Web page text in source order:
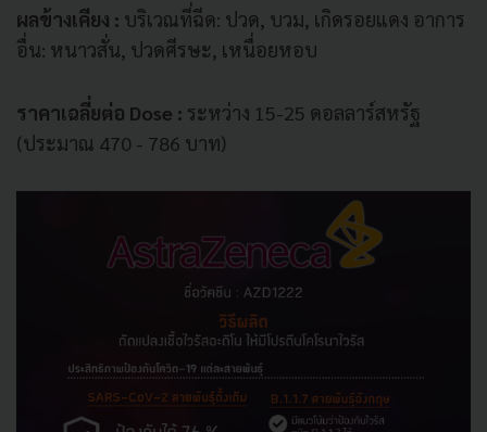
ผลข้างเคียง : บริเวณที่ฉีด: ปวด, บวม, เกิดรอยแดง อาการ
อื่น: หนาวสั่น, ปวดศีรษะ, เหนื่อยหอบ
ราคาเฉลี่ยต่อ Dose : ระหว่าง 15-25 ดอลลาร์สหรัฐ
(ประมาณ 470 - 786 บาท)